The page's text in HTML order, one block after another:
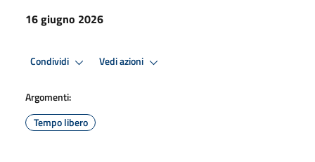
16 giugno 2026
Condividi Vedi azioni
Argomenti:
Tempo libero